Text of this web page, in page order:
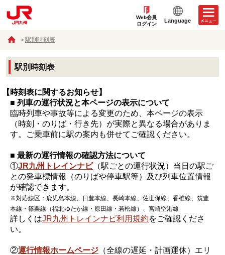
Web会員
ログイン
Language
駅別時刻表
駅別時刻表
【時刻表に関するお知らせ】
■ 列車の運行状況と本ページの表示について
臨時列車や事故等による変更のため、本ページの表示
（時刻・のりば・行き先）が実際と異なる場合がありま
す。ご乗車前に駅の案内も併せてご確認ください。
■ 最新の運行情報の確認方法について
①JR九州トレインナビ（駅ごとの運行状況）当日の駅ご
との発車標情報（のりばや停車駅等）及び列車位置情報
が確認できます。
※対応線区：鹿児島本線、日豊本線、長崎本線、佐世保線、香椎線、筑豊
本線・篠栗線（福北ゆたか線・原田線・若松線）、宮崎空港線
詳しくはJR九州トレインナビ利用規約をご確認くださ
い。
②運行情報ホームページ （全線の遅延・計画運休）エリ